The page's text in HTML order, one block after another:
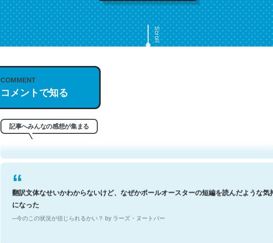
Scroll
COMMENT
コメントで知る
記事へみんなの感想が集まる
これは名文。彼はとてもクレバーなんだろうなと凄く思う。英語少しでも読める人は
もお勧め。自分はこの流れ好き。Let’s Fucking Go. Then Covid hit. Shit.
─今のこの状況が信じられるかい？ by ラーズ・ヌートバー
翻訳文体なせいかわからないけど、なぜかポールオースターの短編を読んだような気
になった
─今のこの状況が信じられるかい？ by ラーズ・ヌートバー